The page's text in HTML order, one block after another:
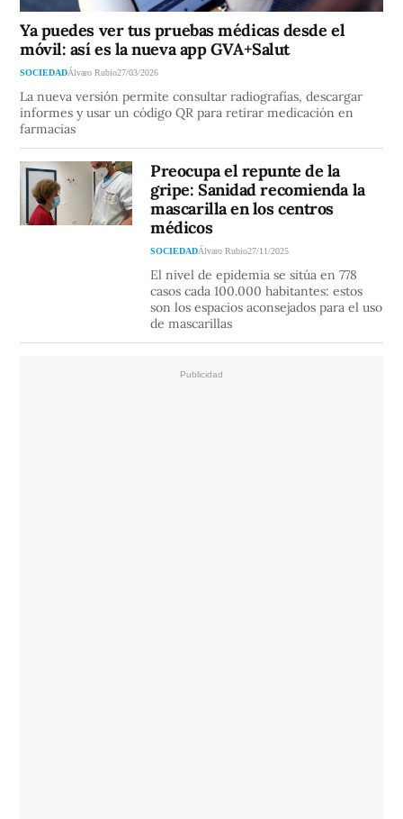
Ya puedes ver tus pruebas médicas desde el
móvil: así es la nueva app GVA+Salut
SOCIEDADÁlvaro Rubio27/03/2026
La nueva versión permite consultar radiografías, descargar
informes y usar un código QR para retirar medicación en
farmacias
Preocupa el repunte de la
gripe: Sanidad recomienda la
mascarilla en los centros
médicos
SOCIEDADÁlvaro Rubio27/11/2025
El nivel de epidemia se sitúa en 778
casos cada 100.000 habitantes: estos
son los espacios aconsejados para el uso
de mascarillas